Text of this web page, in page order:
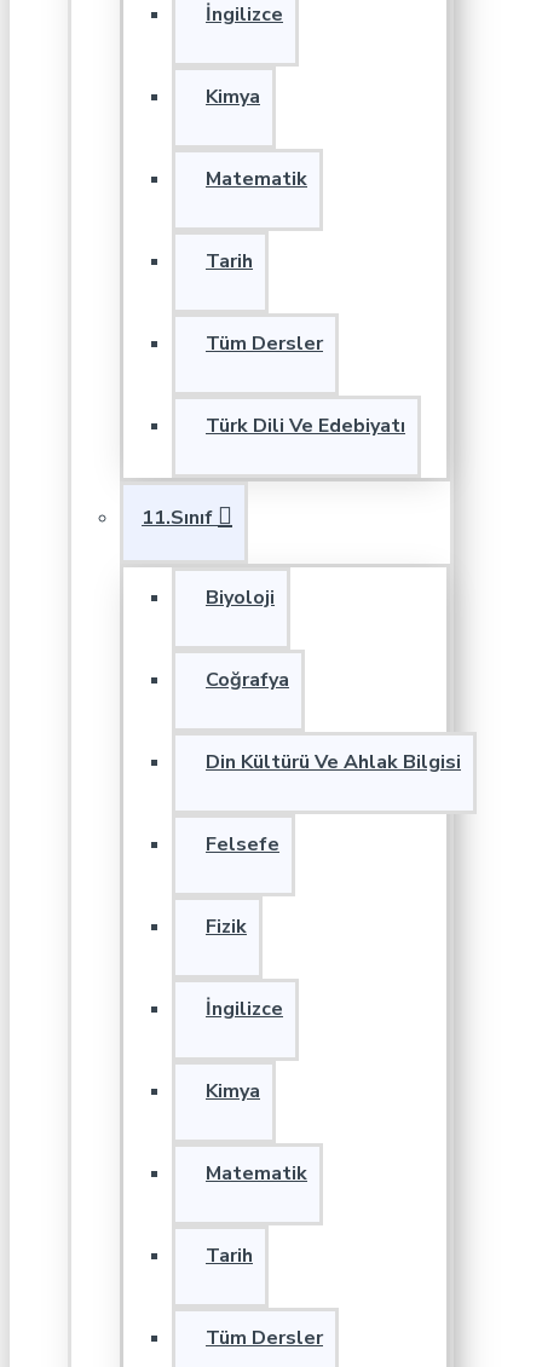
İngilizce
Kimya
Matematik
Tarih
Tüm Dersler
Türk Dili Ve Edebiyatı
11.Sınıf
Biyoloji
Coğrafya
Din Kültürü Ve Ahlak Bilgisi
Felsefe
Fizik
İngilizce
Kimya
Matematik
Tarih
Tüm Dersler